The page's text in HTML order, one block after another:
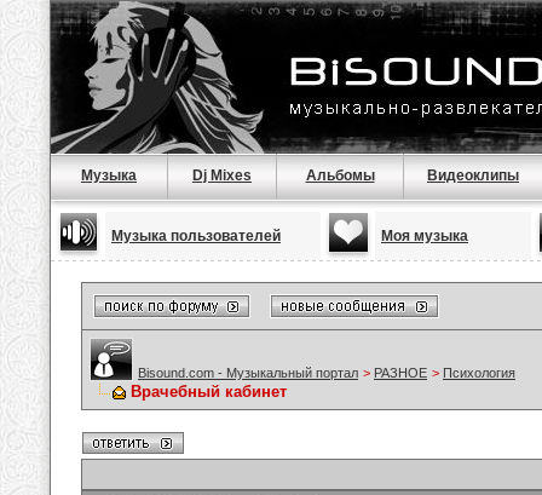
Музыка Dj Mixes Альбомы Видеоклипы
Музыка пользователей Моя музыка
Bisound.com - Музыкальный портал > РАЗНОЕ > Психология
Врачебный кабинет